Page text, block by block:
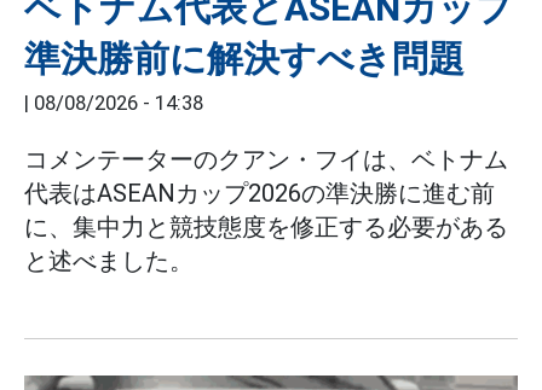
準決勝前に解決すべき問題
| 08/08/2026 - 14:38
コメンテーターのクアン・フイは、ベトナム
代表はASEANカップ2026の準決勝に進む前
に、集中力と競技態度を修正する必要がある
と述べました。